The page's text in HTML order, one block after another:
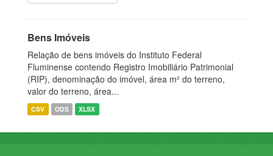
Bens Imóveis
Relação de bens imóveis do Instituto Federal
Fluminense contendo Registro Imobiliário Patrimonial
(RIP), denominação do imóvel, área m² do terreno,
valor do terreno, área...
CSV ODS XLSX